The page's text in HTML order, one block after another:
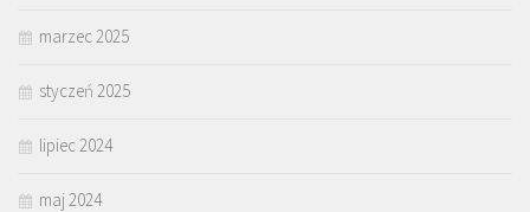
marzec 2025
styczeń 2025
lipiec 2024
maj 2024